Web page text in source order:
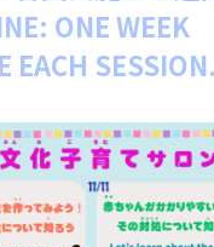
ONE WEEK
EACH SESSION.